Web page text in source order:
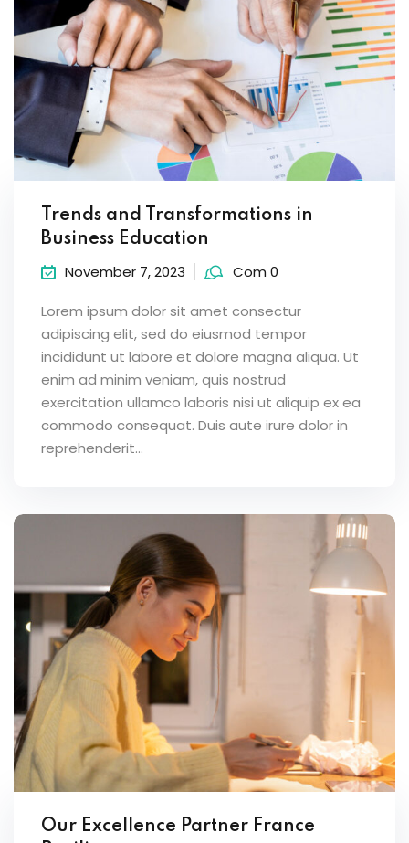
Trends and Transformations in
Business Education
November 7, 2023 Com 0
Lorem ipsum dolor sit amet consectur
adipiscing elit, sed do eiusmod tempor
incididunt ut labore et dolore magna aliqua. Ut
enim ad minim veniam, quis nostrud
exercitation ullamco laboris nisi ut aliquip ex ea
commodo consequat. Duis aute irure dolor in
reprehenderit...
Our Excellence Partner France